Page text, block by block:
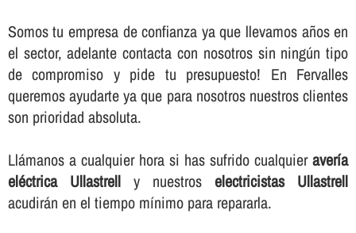
Somos tu empresa de confianza ya que llevamos años en
el sector, adelante contacta con nosotros sin ningún tipo
de compromiso y pide tu presupuesto! En Fervalles
queremos ayudarte ya que para nosotros nuestros clientes
son prioridad absoluta.
Llámanos a cualquier hora si has sufrido cualquieraverí­a
eléctrica Ullastrelly nuestroselectricistas Ullastrell
acudirán en el tiempo mí­nimo para repararla.